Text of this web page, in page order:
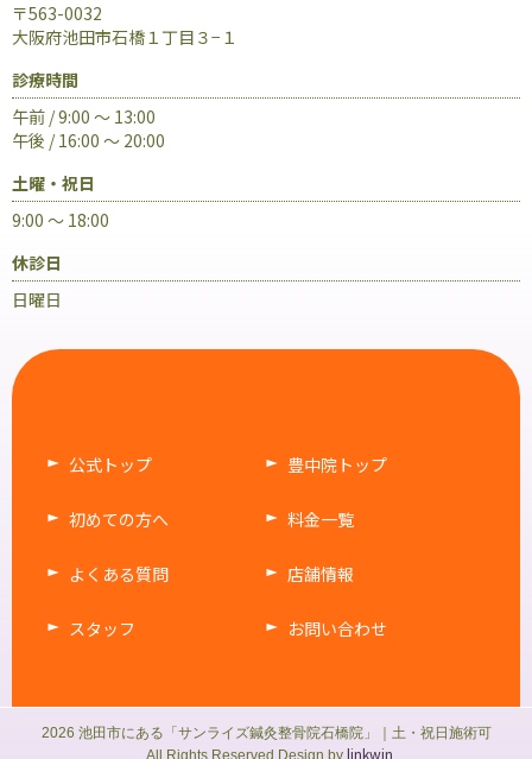
〒563-0032
大阪府池田市石橋１丁目３−１
診療時間
午前 / 9:00 ～ 13:00
午後 / 16:00 ～ 20:00
土曜・祝日
9:00 ～ 18:00
休診日
日曜日
公式トップ 豊中院トップ
初めての方へ 料金一覧
よくある質問 店舗情報
スタッフ お問い合わせ
2026 池田市にある「サンライズ鍼灸整骨院石橋院」｜土・祝日施術可
. All Rights Reserved.Design by linkwin